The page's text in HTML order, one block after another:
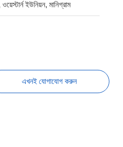
ইউনিয়ন, মানিগ্রাম
এখনই যোগাযোগ করুন